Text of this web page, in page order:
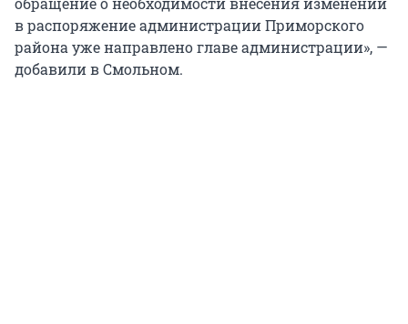
в распоряжение администрации Приморского
района уже направлено главе администрации», —
добавили в Смольном.